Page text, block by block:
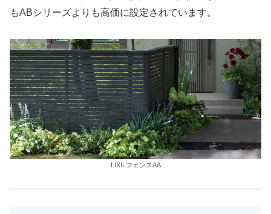
もABシリーズよりも高価に設定されています。
LIXILフェンスAA